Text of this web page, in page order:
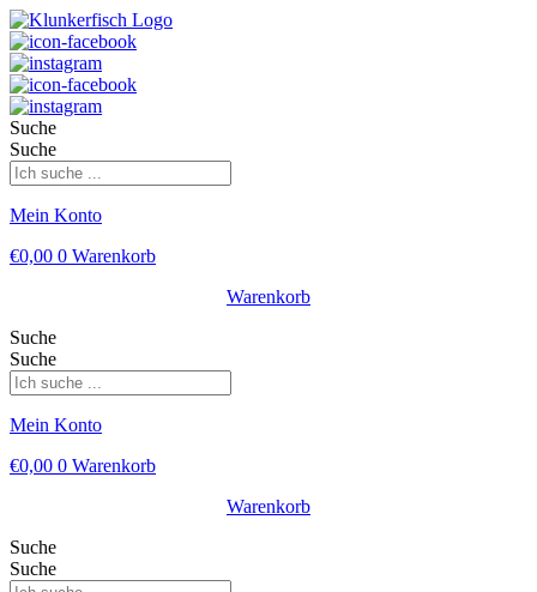
Suche
Suche
Mein Konto
€0,00 0 Warenkorb
Warenkorb
Suche
Suche
Mein Konto
€0,00 0 Warenkorb
Warenkorb
Suche
Suche